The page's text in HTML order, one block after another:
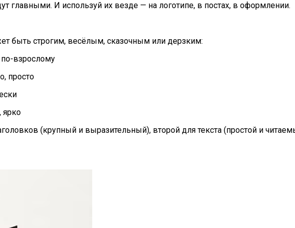
главными. И используй их везде — на логотипе, в постах, в оформлении.
быть строгим, весёлым, сказочным или дерзким:
взрослому
просто
ярко
(крупный и выразительный), второй для текста (простой и